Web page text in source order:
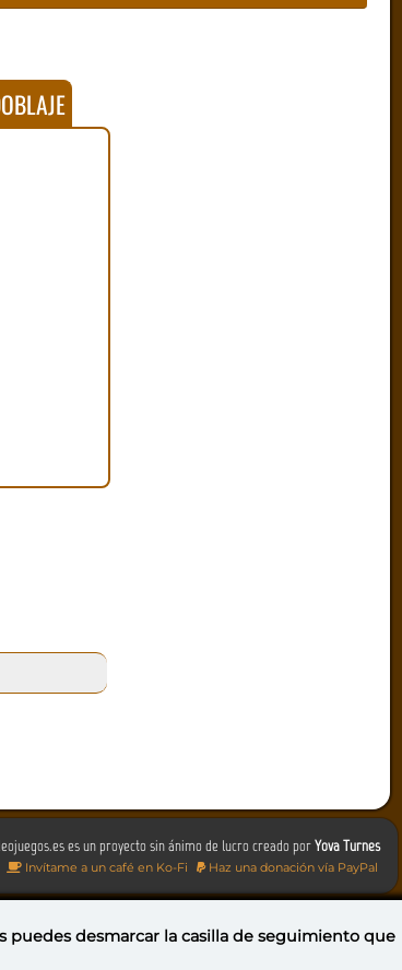
es un proyecto sin ánimo de lucro creado porYova Turnes
Invítame a un café en Ko-Fi Haz una donación vía PayPal
puedesdesmarcar la casilla de seguimiento que